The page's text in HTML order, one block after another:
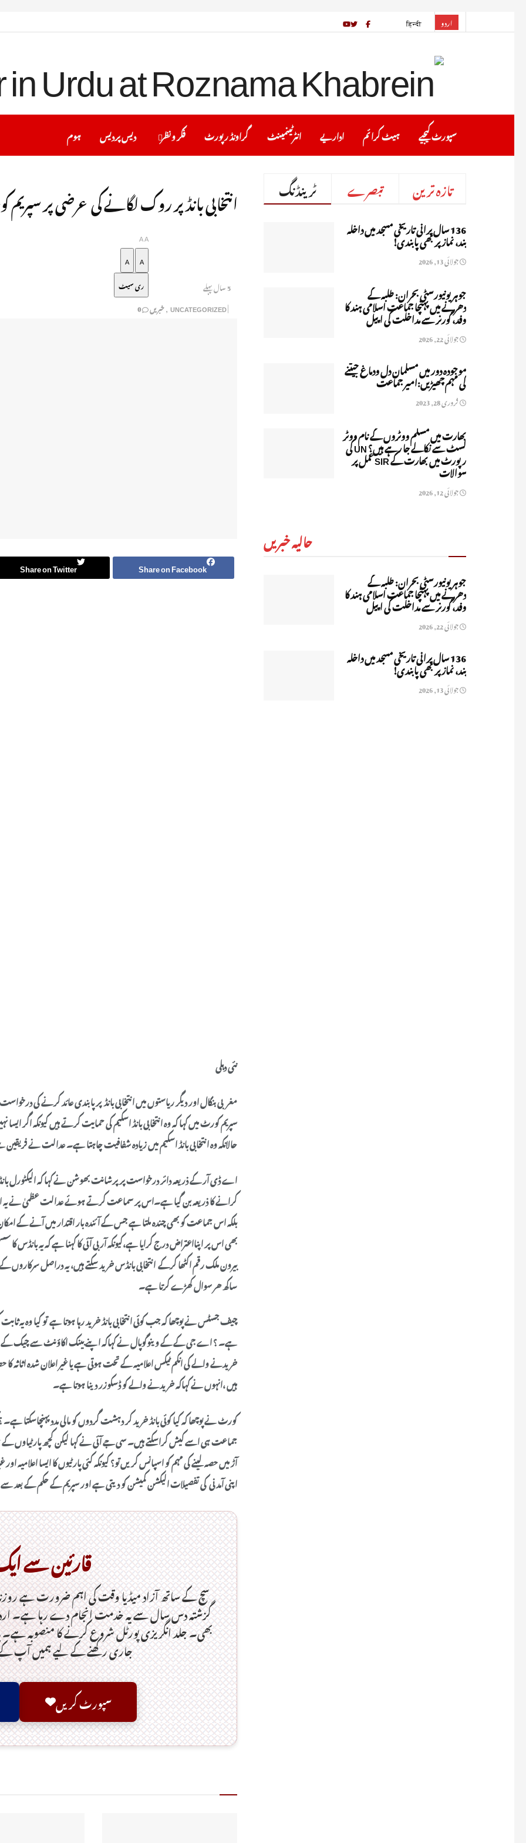
اردو हिन्दी
ہوم دیس پردیس فکر ونظر گراونڈ رپورٹ انٹرٹینمینٹ اداریے ہیٹ کرا ئم سپورٹ کیجیے
انتخابی بانڈ پر روک لگانے کی عرضی پر
5 سال پہلے
UNCATEGORIZED
,خبریں
AA
A
A
ری سیٹ
0
Share on Facebook
Share on Twitter
نئی دہلی
مغربی بنگال اور دیگر ریاستوں میں انتخابی بانڈ پر پابندی عائد کرنے کی
سپریم کورٹ میں کہا کہ وہ انتخابی بانڈ اسکیم کی حمایت کرتے ہیں کیونکہ اگر
حالانکہ وہ انتخابی بانڈ اسکیم میں زیادہ شفافیت چاہتا ہے۔ عدالت نے
اے ڈی آر کے ذریعہ دائر درخواست پر پرشانت بھوشن نے کہا کہ
کرانے کا ذریعہ بن گیا ہے۔اس پر سماعت کرتے ہوئے عدالت عظمیٰ نے یہ
بلکہ اس جماعت کو بھی چندہ ملتا ہے جس کے آئندہ بار اقتدار میں آنے کے
بھی اس پر اپنااعتراض درج کرایا ہے،کیونکہ آر بی آئی کا کہنا ہے کہ یہ بانڈس
بیرون ملک رقم اکٹھا کرکے انتخابی بانڈس خرید سکتے ہیں، یہ دراصل
ساکھ ھر سوال کھڑے کرتا ہے۔
چیف جسٹس نے پوچھا کہ جب کوئی انتخابی بانڈ خرید رہا ہوتا ہے تو کیا وہ یہ
ہے۔ ؟ اے جی کے کے وینوگوپال نے کہاکہ اپنے بینک اکاؤنٹ سے چیک کے
خریدنے والے کی انکم ٹیکس اعلامیہ کے تحت ہوتی ہے یا غیر اعلان شدہ اثاثہ
ہیں ،انہوں نے کہاکہ خریدنے والے کو ڈسکوزر دینا ہوتا ہے۔
کورٹ نے پوچھا کہ کیا کوئی بانڈ خرید کر دہشت گردوں کو مالی مدد
جماعت ہی اسے کیش کراسکتے ہیں۔ سی جے آئی نے کہا لیکن کچھ پارٹیاوں
آڑ میں حصہ لینے کی مہم کو اسپانس کریں تو؟ کیونکہ کئی پارٹیوں کا ایسا اعلامیہ
اپنی آمدنی کی تفصیلات الیکشن کمیشن کو دیتی ہے اور سپریم کے حکم کے بعد
قارئین سے
سچ کے ساتھ آزاد میڈیا وقت کی اہم ضرورت ہےـ
گزشتہ دس سال سے یہ خدمت انجام دے رہا ہے۔
بھی۔ جلد انگریزی پورٹل شروع کرنے کا منصوبہ ہے۔
جاری رکھنے کے لیے ہمیں آپ
سپورٹ کریں
ٹرینڈنگ تبصرے تازہ ترین
136 سال پرانی تاریخی مسجد میں داخلہ
بند، نماز پر بھی پابندی!
جولائی 13, 2026
جوہر یونیورسٹی بحران: طلبہ کے
دھرنے میں پہنچا جماعت اسلامی ہند کا
وفد، گورنر سے مداخلت کی اپیل
جولائی 22, 2026
موجودہ دور میں مسلمان دل ودماغ جیتنے
کی مہم چھیڑیں:امیر جماعت
فروری 28, 2023
بھارت میں مسلم ووٹروں کے نام ووٹر
لسٹ سے نکالے جا رہے ہیں؟ UN کی
رپورٹ میں بھارت کے SIR عمل پر
سوالات
جولائی 12, 2026
حالیہ خبریں
جوہر یونیورسٹی بحران: طلبہ کے
دھرنے میں پہنچا جماعت اسلامی ہند کا
وفد، گورنر سے مداخلت کی اپیل
جولائی 22, 2026
136 سال پرانی تاریخی مسجد میں داخلہ
بند، نماز پر بھی پابندی!
جولائی 13, 2026